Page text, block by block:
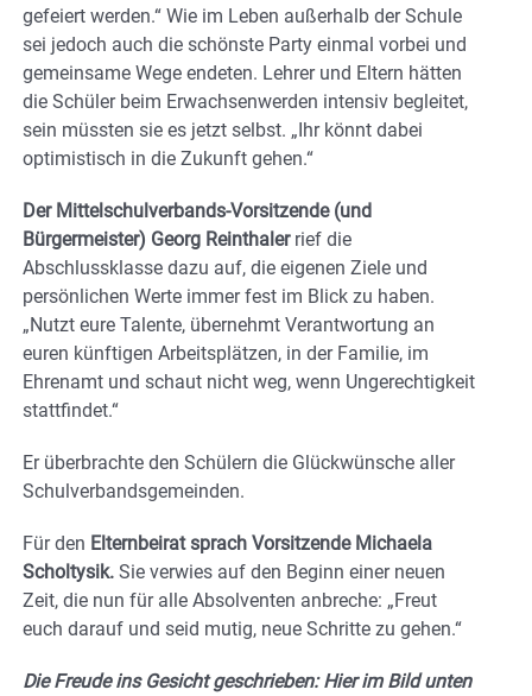
gefeiert werden.“ Wie im Leben außerhalb der Schule
sei jedoch auch die schönste Party einmal vorbei und
gemeinsame Wege endeten. Lehrer und Eltern hätten
die Schüler beim Erwachsenwerden intensiv begleitet,
sein müssten sie es jetzt selbst. „Ihr könnt dabei
optimistisch in die Zukunft gehen.“
Der Mittelschulverbands-Vorsitzende (und
Bürgermeister) Georg Reinthalerrief die
Abschlussklasse dazu auf, die eigenen Ziele und
persönlichen Werte immer fest im Blick zu haben.
„Nutzt eure Talente, übernehmt Verantwortung an
euren künftigen Arbeitsplätzen, in der Familie, im
Ehrenamt und schaut nicht weg, wenn Ungerechtigkeit
stattfindet.“
Er überbrachte den Schülern die Glückwünsche aller
Schulverbandsgemeinden.
Für den Elternbeirat sprach Vorsitzende Michaela
Scholtysik. Sie verwies auf den Beginn einer neuen
Zeit, die nun für alle Absolventen anbreche: „Freut
euch darauf und seid mutig, neue Schritte zu gehen.“
Die Freude ins Gesicht geschrieben: Hier im Bild unten